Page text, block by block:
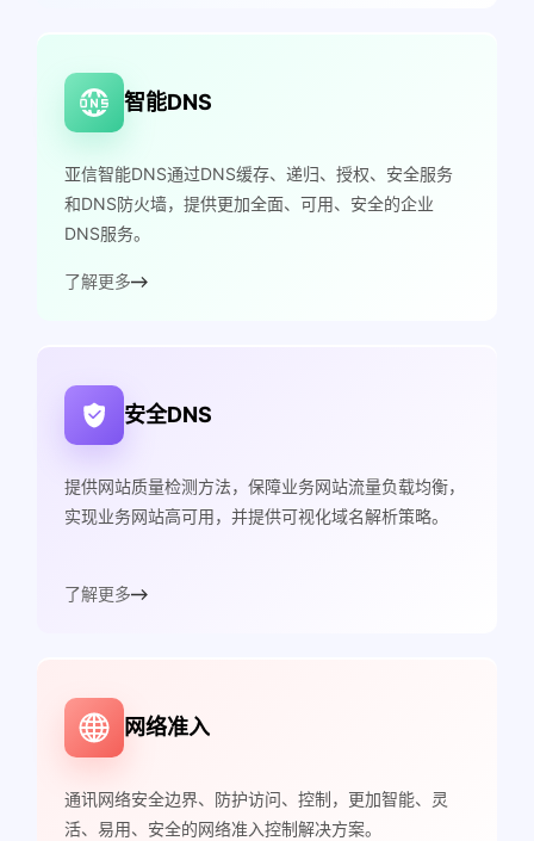
智能DNS
亚信智能DNS通过DNS缓存、递归、授权、安全服务
和DNS防火墙，提供更加全面、可用、安全的企业
DNS服务。
了解更多
安全DNS
提供网站质量检测方法，保障业务网站流量负载均衡，
实现业务网站高可用，并提供可视化域名解析策略。
了解更多
网络准入
通讯网络安全边界、防护访问、控制，更加智能、灵
活、易用、安全的网络准入控制解决方案。